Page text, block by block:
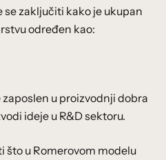
se zaključiti kako je ukupan
određen kao:
u proizvodnji dobra
ideje u R&D sektoru.
što u Romerovom modelu